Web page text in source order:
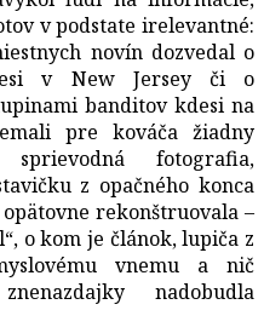
v podstate irelevantné:
novín dozvedal o
v New Jersey či o
banditov kdesi na
pre kováča žiadny
fotografia,
z opačného konca
rekonštruovala –
o kom je článok, lupiča z
vnemu a nič
nadobudla